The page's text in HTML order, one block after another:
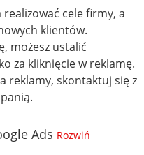
realizować cele firmy, a
klientów.
możesz ustalić
za kliknięcie w reklamę.
reklamy, skontaktuj się z
Ads Rozwiń